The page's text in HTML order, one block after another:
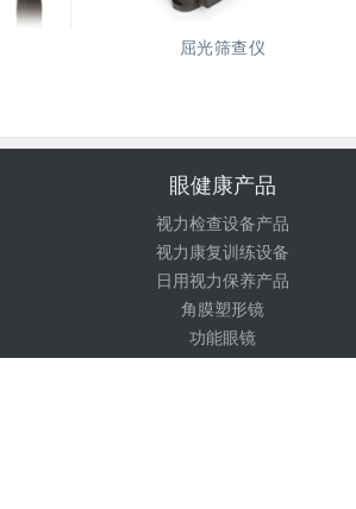
屈光筛查仪
眼健康产品
视力检查设备产品
视力康复训练设备
日用视力保养产品
角膜塑形镜
功能眼镜